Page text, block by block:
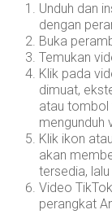
Unduh dan
dengan
Buka
Temukan
Klik pada
dimuat,
atau tombol
mengunduh
Klik ikon
akan
tersedia,
Video
perangkat